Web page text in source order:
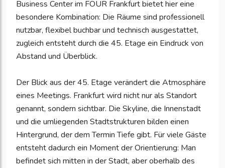
Business Center im FOUR Frankfurt bietet hier eine
besondere Kombination: Die Räume sind professionell
nutzbar, flexibel buchbar und technisch ausgestattet,
zugleich entsteht durch die 45. Etage ein Eindruck von
Abstand und Überblick.
Der Blick aus der 45. Etage verändert die Atmosphäre
eines Meetings. Frankfurt wird nicht nur als Standort
genannt, sondern sichtbar. Die Skyline, die Innenstadt
und die umliegenden Stadtstrukturen bilden einen
Hintergrund, der dem Termin Tiefe gibt. Für viele Gäste
entsteht dadurch ein Moment der Orientierung: Man
befindet sich mitten in der Stadt, aber oberhalb des